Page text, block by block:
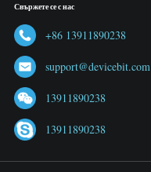
Свържете се с нас
+86 13911890238
support@devicebit.com
13911890238
13911890238